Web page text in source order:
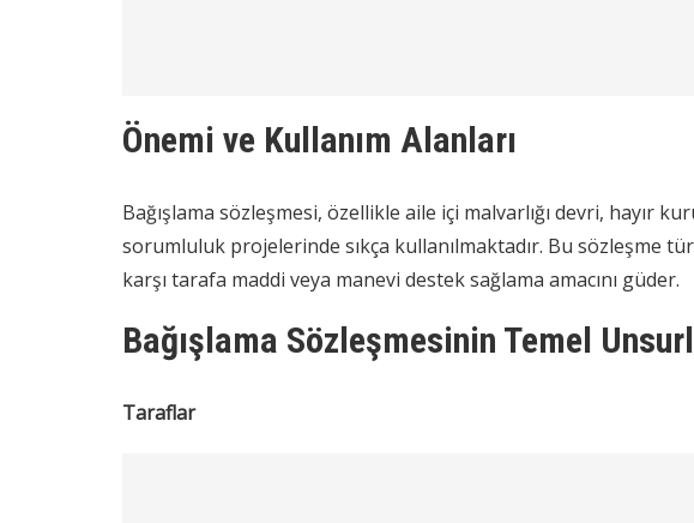
Önemi ve Kullanım Alanları
Bağışlama sözleşmesi, özellikle aile içi malvarlığı devri, hayır
sorumluluk projelerinde sıkça kullanılmaktadır. Bu sözleşme
karşı tarafa maddi veya manevi destek sağlama amacını güder.
Bağışlama Sözleşmesinin Temel
Taraflar